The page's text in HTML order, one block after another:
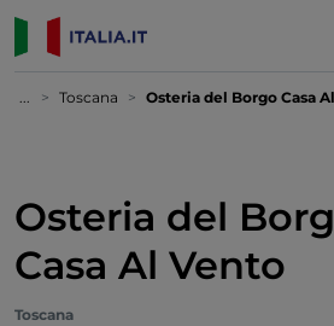
... Toscana Osteria del Borgo Casa
Osteria del
Casa Al Vento
Toscana